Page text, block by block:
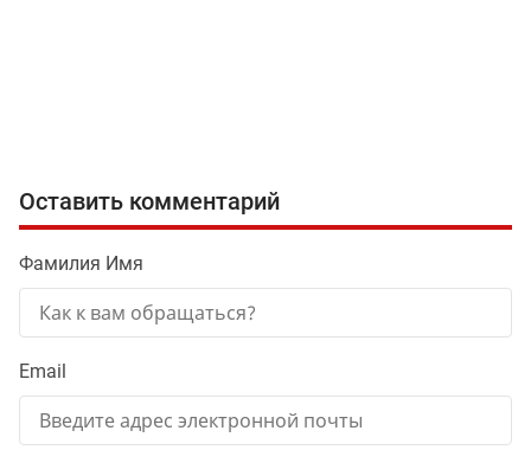
Оставить комментарий
Фамилия Имя
Email